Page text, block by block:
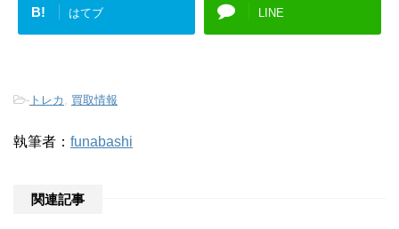
B! はてブ LINE
- トレカ 買取情報
執筆者： funabashi
関連記事